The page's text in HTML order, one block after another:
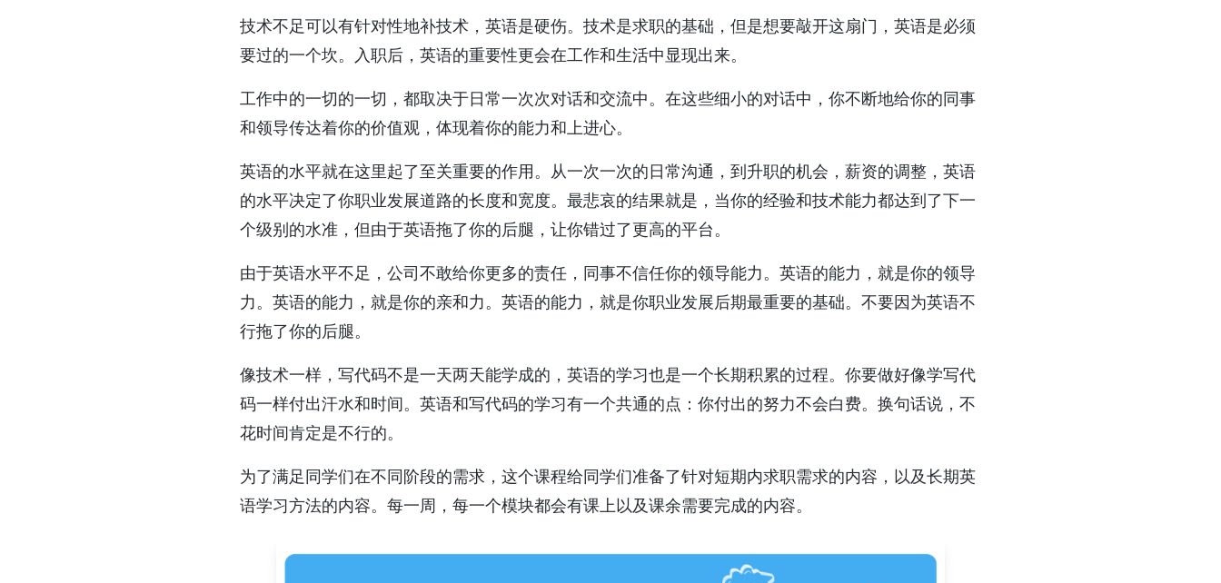
技术不足可以有针对性地补技术，英语是硬伤。技术是求职的基础，但是想要敲开这扇门，英语是必须
要过的一个坎。入职后，英语的重要性更会在工作和生活中显现出来。
工作中的一切的一切，都取决于日常一次次对话和交流中。在这些细小的对话中，你不断地给你的同事
和领导传达着你的价值观，体现着你的能力和上进心。
英语的水平就在这里起了至关重要的作用。从一次一次的日常沟通，到升职的机会，薪资的调整，英语
的水平决定了你职业发展道路的长度和宽度。最悲哀的结果就是，当你的经验和技术能力都达到了下一
个级别的水准，但由于英语拖了你的后腿，让你错过了更高的平台。
由于英语水平不足，公司不敢给你更多的责任，同事不信任你的领导能力。英语的能力，就是你的领导
力。英语的能力，就是你的亲和力。英语的能力，就是你职业发展后期最重要的基础。不要因为英语不
行拖了你的后腿。
像技术一样，写代码不是一天两天能学成的，英语的学习也是一个长期积累的过程。你要做好像学写代
码一样付出汗水和时间。英语和写代码的学习有一个共通的点：你付出的努力不会白费。换句话说，不
花时间肯定是不行的。
为了满足同学们在不同阶段的需求，这个课程给同学们准备了针对短期内求职需求的内容，以及长期英
语学习方法的内容。每一周，每一个模块都会有课上以及课余需要完成的内容。